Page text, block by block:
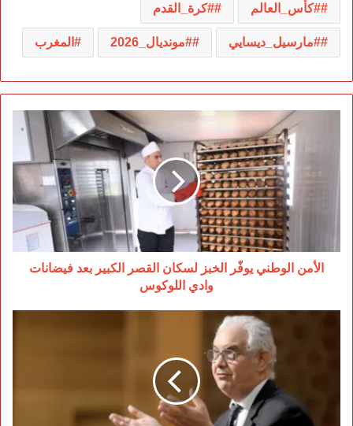
#كأس_العالم #كرة_القدم
#مارسيل_ديسايي #مونديال_2026 المغرب
الأمن
الوطني
الخبز
لسكان
فيضانات
وادي
اللوكوس
الأمن الوطني يوفّر الخبز لسكان القصر الكبير بعد فيضانات
وادي اللوكوس
نزار
صمت…
والفيضانات
تُدلي